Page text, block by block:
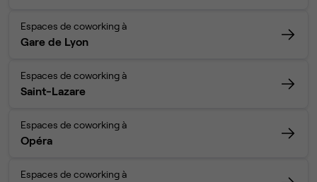
Espaces de coworking à
Gare de Lyon
Espaces de coworking à
Saint-Lazare
Espaces de coworking à
Opéra
Espaces de coworking à